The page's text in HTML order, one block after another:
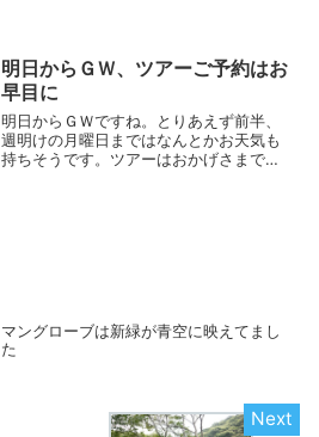
梅雨明け間近です。ソテツ...
明日からＧＷ、ツアーご予約はお
早目に
明日からＧＷですね。とりあえず前半、
週明けの月曜日まではなんとかお天気も
持ちそうです。ツアーはおかげさまでご
マングローブは新緑が青空に映えてまし
た